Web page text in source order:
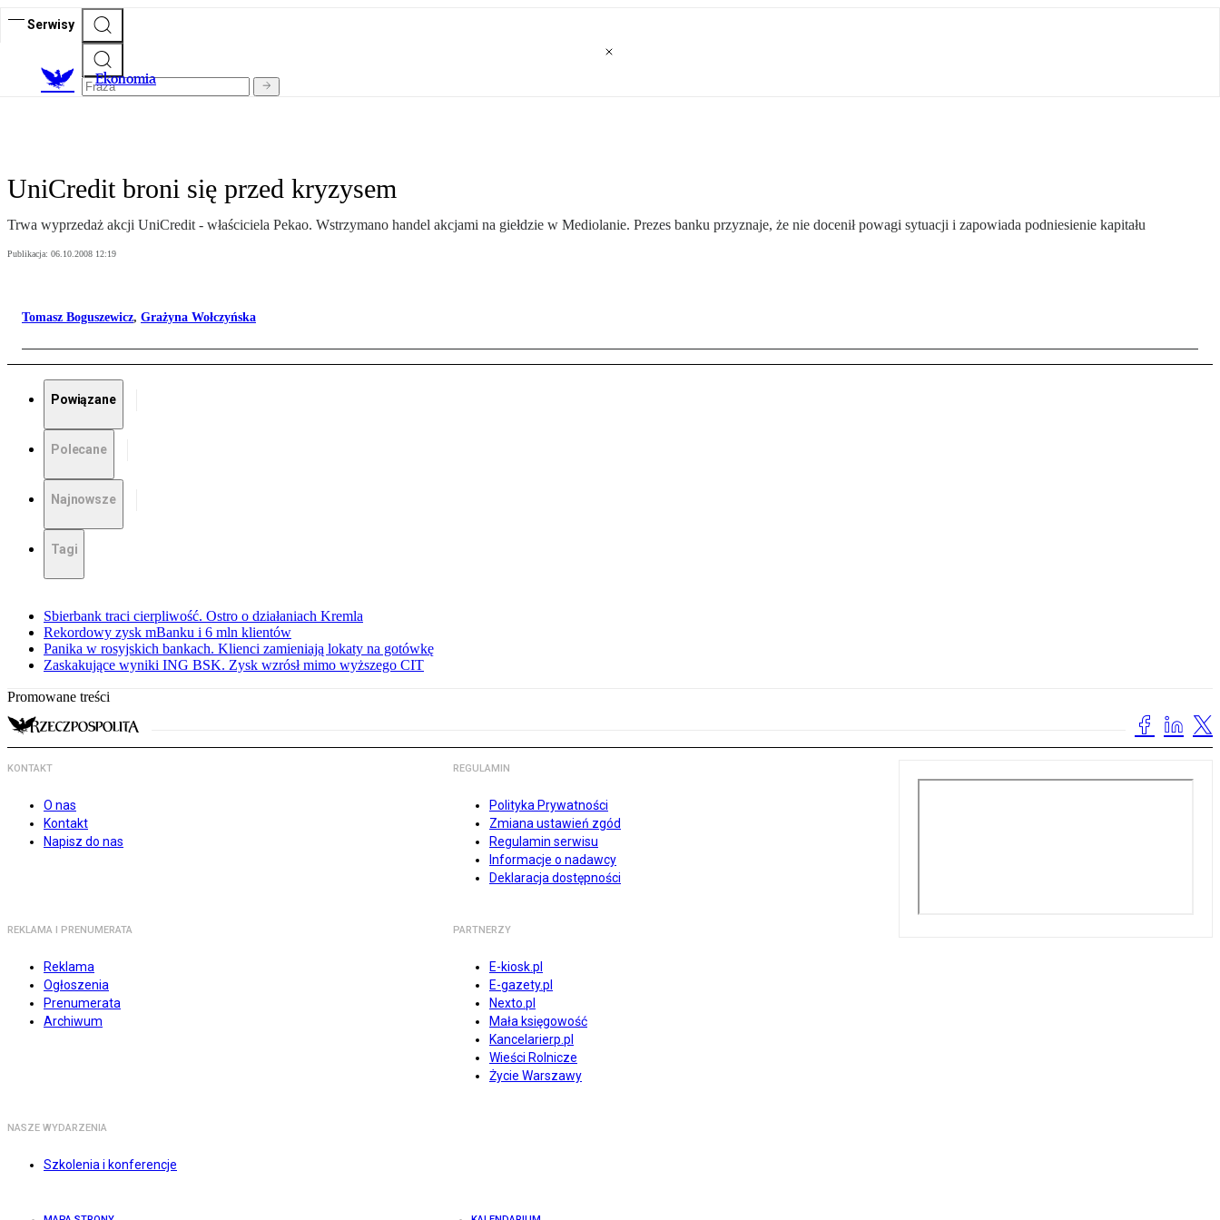
Serwisy
Ekonomia
UniCredit broni się przed kryzysem
Trwa wyprzedaż akcji UniCredit - właściciela Pekao. Wstrzymano handel akcjami na giełdzie w Mediolanie. Prezes banku przyznaje, że nie docenił powagi sytuacji i zapowiada podniesienie kapitału
Publikacja: 06.10.2008 12:19
Tomasz Boguszewicz, Grażyna Wołczyńska
Powiązane
Polecane
Najnowsze
Tagi
Sbierbank traci cierpliwość. Ostro o działaniach Kremla
Rekordowy zysk mBanku i 6 mln klientów
Panika w rosyjskich bankach. Klienci zamieniają lokaty na gotówkę
Zaskakujące wyniki ING BSK. Zysk wzrósł mimo wyższego CIT
Promowane treści
KONTAKT
O nas
Kontakt
Napisz do nas
REGULAMIN
Polityka Prywatności
Zmiana ustawień zgód
Regulamin serwisu
Informacje o nadawcy
Deklaracja dostępności
REKLAMA I PRENUMERATA
Reklama
Ogłoszenia
Prenumerata
Archiwum
PARTNERZY
E-kiosk.pl
E-gazety.pl
Nexto.pl
Mała księgowość
Kancelarierp.pl
Wieści Rolnicze
Życie Warszawy
NASZE WYDARZENIA
Szkolenia i konferencje